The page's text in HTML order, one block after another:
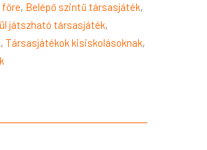
főre, Belépő szintű társasjáték,
játszható társasjáték,
,Társasjátékok kisiskolásoknak,